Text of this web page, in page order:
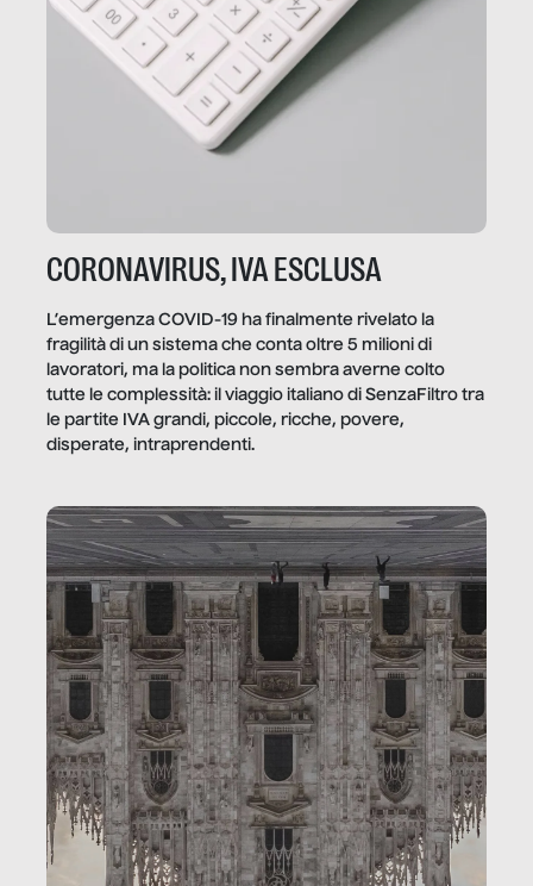
CORONAVIRUS, IVA ESCLUSA
L’emergenza COVID-19 ha finalmente rivelato la
fragilità di un sistema che conta oltre 5 milioni di
lavoratori, ma la politica non sembra averne colto
tutte le complessità: il viaggio italiano di SenzaFiltro tra
le partite IVA grandi, piccole, ricche, povere,
disperate, intraprendenti.